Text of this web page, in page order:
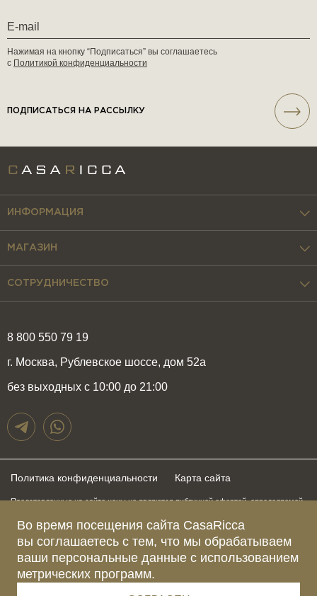
Во время посещения сайта CasaRicca
вы соглашаетесь с тем, что мы обрабатываем
ваши персональные данные с использованием
метрических программ.
Нажимая на кнопку “Подписаться” вы соглашаетесь
с Политикой конфиденциальности
ПОДПИСАТЬСЯ НА РАССЫЛКУ
8 800 550 79 19
г. Москва, Рублевское шоссе, дом 52а
без выходных с 10:00 до 21:00
ИНФОРМАЦИЯ
МАГАЗИН
СОТРУДНИЧЕСТВО
Политика конфиденциальности Карта сайта
Представленные на сайте цены не являются публичной офертой, определяемой
быть изменены в любое время без предупреждения. Для получения актуальной и
подробной информации о стоимости, сроках и условиях поставки просьба
обращаться к менеджерам по указанным выше телефонам
Зарегистрированное название компании